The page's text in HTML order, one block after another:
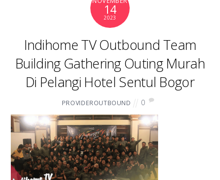
14
2023
Indihome TV Outbound Team
Building Gathering Outing Murah
Di Pelangi Hotel Sentul Bogor
PROVIDEROUTBOUND 0